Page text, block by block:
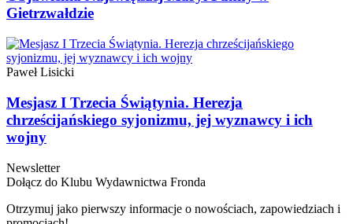
Gietrzwałdzie
Paweł Lisicki
Mesjasz I Trzecia Świątynia. Herezja
chrześcijańskiego syjonizmu, jej wyznawcy i ich
wojny
Newsletter
Dołącz do Klubu Wydawnictwa Fronda
Otrzymuj jako pierwszy informacje o nowościach, zapowiedziach i